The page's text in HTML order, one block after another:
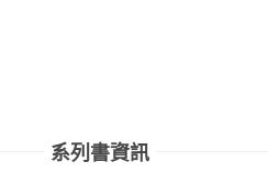
系列書資訊